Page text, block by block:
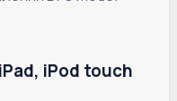
iPod touch